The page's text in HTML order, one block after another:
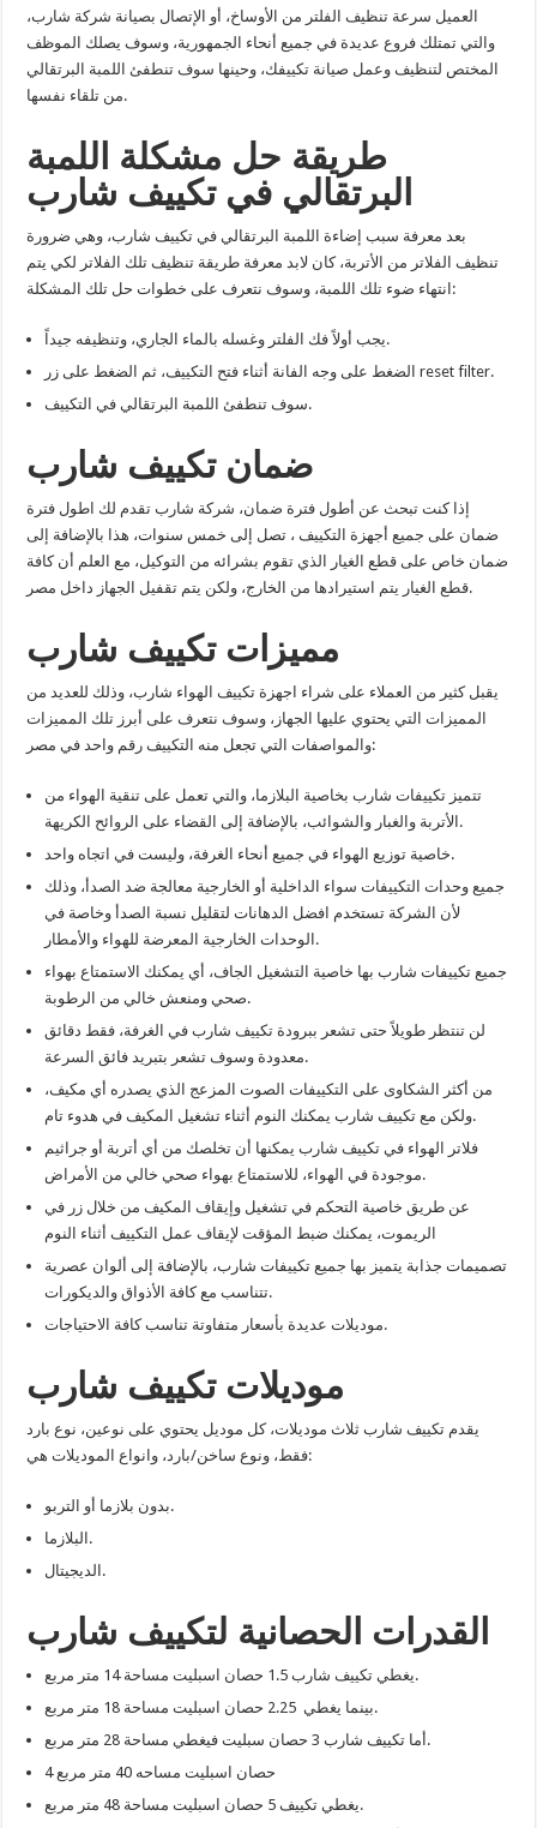
العميل سرعة تنظيف الفلتر من الأوساخ، أو الإتصال بصيانة شركة شارب،
والتي تمتلك فروع عديدة في جميع أنحاء الجمهورية، وسوف يصلك الموظف
المختص لتنظيف وعمل صيانة تكييفك، وحينها سوف تنطفئ اللمبة البرتقالي
من تلقاء نفسها.
طريقة حل مشكلة اللمبة
بعد معرفة سبب إضاءة اللمبة البرتقالي في تكييف شارب، وهي ضرورة
تنظيف الفلاتر من الأتربة، كان لابد معرفة طريقة تنظيف تلك الفلاتر لكي يتم
انتهاء ضوء تلك اللمبة، وسوف نتعرف على خطوات حل تلك المشكلة:
يجب أولاً فك الفلتر وغسله بالماء الجاري، وتنظيفه جيداً.
الضغط على وجه الفانة أثناء فتح التكييف، ثم الضغط على زر reset filter.
سوف تنطفئ اللمبة البرتقالي في التكييف.
إذا كنت تبحث عن أطول فترة ضمان، شركة شارب تقدم لك اطول فترة
ضمان على جميع أجهزة التكييف ، تصل إلى خمس سنوات، هذا بالإضافة إلى
ضمان خاص على قطع الغيار الذي تقوم بشرائه من التوكيل، مع العلم أن كافة
قطع الغيار يتم استيرادها من الخارج، ولكن يتم تقفيل الجهاز داخل مصر.
يقبل كثير من العملاء على شراء اجهزة تكييف الهواء شارب، وذلك للعديد من
المميزات التي يحتوي عليها الجهاز، وسوف نتعرف على أبرز تلك المميزات
والمواصفات التي تجعل منه التكييف رقم واحد في مصر:
تتميز تكييفات شارب بخاصية البلازما، والتي تعمل على تنقية الهواء من
الأتربة والغبار والشوائب، بالإضافة إلى القضاء على الروائح الكريهة.
خاصية توزيع الهواء في جميع أنحاء الغرفة، وليست في اتجاه واحد.
جميع وحدات التكييفات سواء الداخلية أو الخارجية معالجة ضد الصدأ، وذلك
لأن الشركة تستخدم افضل الدهانات لتقليل نسبة الصدأ وخاصة في
الوحدات الخارجية المعرضة للهواء والأمطار.
جميع تكييفات شارب بها خاصية التشغيل الجاف، أي يمكنك الاستمتاع بهواء
صحي ومنعش خالي من الرطوبة.
لن تنتظر طويلاً حتى تشعر ببرودة تكييف شارب في الغرفة، فقط دقائق
معدودة وسوف تشعر بتبريد فائق السرعة.
من أكثر الشكاوى على التكييفات الصوت المزعج الذي يصدره أي مكيف،
ولكن مع تكييف شارب يمكنك النوم أثناء تشغيل المكيف في هدوء تام.
فلاتر الهواء في تكييف شارب يمكنها أن تخلصك من أي أتربة أو جراثيم
موجودة في الهواء، للاستمتاع بهواء صحي خالي من الأمراض.
عن طريق خاصية التحكم في تشغيل وإيقاف المكيف من خلال زر في
تصميمات جذابة يتميز بها جميع تكييفات شارب، بالإضافة إلى ألوان عصرية
تتناسب مع كافة الأذواق والديكورات.
موديلات عديدة بأسعار متفاوتة تناسب كافة الاحتياجات.
موديلات تكييف شارب
يقدم تكييف شارب ثلاث موديلات، كل موديل يحتوي على نوعين، نوع بارد
فقط، ونوع ساخن/بارد، وانواع الموديلات هي:
بدون بلازما أو التربو.
البلازما.
الديجيتال.
يغطي تكييف شارب 1.5 حصان اسبليت مساحة 14 متر مربع.
بينما يغطي 2.25 حصان اسبليت مساحة 18 متر مربع.
أما تكييف شارب 3 حصان سبليت فيغطي مساحة 28 متر مربع.
يغطي تكييف 5 حصان اسبليت مساحة 48 متر مربع.